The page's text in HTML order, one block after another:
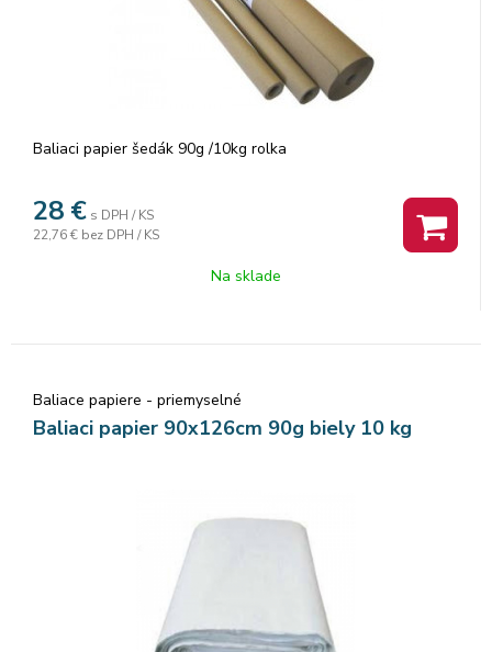
Baliaci papier šedák 90g /10kg rolka
28 € s DPH / KS
22,76 € bez DPH / KS
Na sklade
Baliace papiere - priemyselné
Baliaci papier 90x126cm 90g biely 10 kg